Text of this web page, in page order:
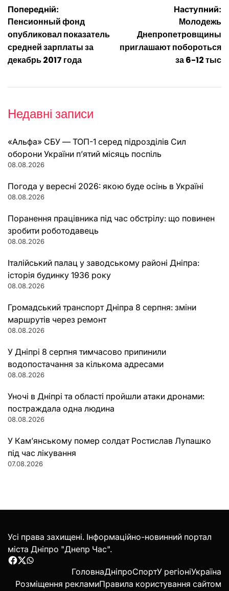
Навігація
записів
Попередній:
Пенсионный фонд
опубликовал показатель
средней зарплаты за
декабрь 2017 года
Наступний:
Молодежь
Днепропетровщины
приглашают побороться
за 6-12 тыс
Недавні записи
«Альфа» СБУ — ТОП-1 серед підрозділів Сил
оборони України п’ятий місяць поспіль
08.08.2026
Погода у вересні 2026: якою буде осінь в Україні
08.08.2026
Поранення працівника під час обстрілу: що повинен
зробити роботодавець
08.08.2026
Італійський палац у заводському районі Дніпра:
історія будинку 1936 року
08.08.2026
Громадський транспорт Дніпра 8 серпня: зміни
маршрутів через ремонт
08.08.2026
У Дніпрі 8 серпня тимчасово припинили
водопостачання за кількома адресами
08.08.2026
Уночі в Дніпрі та області пройшли атаки дронами:
постраждала одна людина
08.08.2026
У Кам’янському помер солдат Ростислав Лупашко
під час лікування
07.08.2026
Усі права захищені. Інформаційно-новинний портал
міста Дніпро "Днепр Час".
Facebook
Twitter
WhatsApp
ГоловнаДніпроСпортУ регіоніУкраїна
Розміщення рекламиПравила користування сайтом